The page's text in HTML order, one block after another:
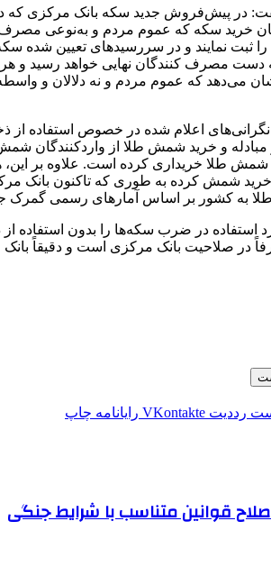
در پیش‌فروش جدید سکه بانک مرکزی که
خرید سکه که عموم مردم و به‌نوعی
اعلام شده در خصوص استفاده از
و خرید شمش طلا از واردکنندگان
مرکز مبادله، ۲۴۴ کیلوگرم شمش طلا خریداری
در ضرب سکه‌ها را بدون استفاده از
در صلاحیت بانک مرکزی است و دقیقاً
‫رددیت ‫VKontakte رایانامه چاپ
قوانین متناسب با شرایط جنگی